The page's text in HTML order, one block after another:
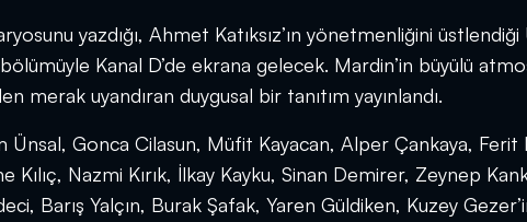
yazdığı, Ahmet Katıksız’ın yönetmenliğini üstlendiği
Kanal D’de ekrana gelecek. Mardin’in büyülü
merak uyandıran duygusal bir tanıtım yayınlandı.
Ünsal, Gonca Cilasun, Müfit Kayacan, Alper Çankaya, Ferit
Kılıç, Nazmi Kırık, İlkay Kayku, Sinan Demirer, Zeynep
Barış Yalçın, Burak Şafak, Yaren Güldiken, Kuzey